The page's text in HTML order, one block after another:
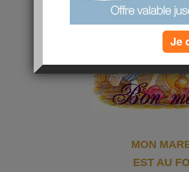
MON
EST AU
Je